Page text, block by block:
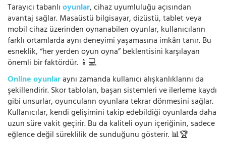
Tarayıcı tabanlıoyunlar, cihaz uyumluluğu açısından
avantaj sağlar. Masaüstü bilgisayar, dizüstü, tablet veya
mobil cihaz üzerinden oynanabilen oyunlar, kullanıcıların
farklı ortamlarda aynı deneyimi yaşamasına imkân tanır. Bu
esneklik, “her yerden oyun oyna” beklentisini karşılayan
önemli bir faktördür. 📱💻
Online oyunlaraynı zamanda kullanıcı alışkanlıklarını da
şekillendirir. Skor tabloları, başarı sistemleri ve ilerleme kaydı
gibi unsurlar, oyuncuların oyunlara tekrar dönmesini sağlar.
Kullanıcılar, kendi gelişimini takip edebildiği oyunlarda daha
uzun süre vakit geçirir. Bu da kaliteli oyun içeriğinin, sadece
eğlence değil süreklilik de sunduğunu gösterir. 📊🏆